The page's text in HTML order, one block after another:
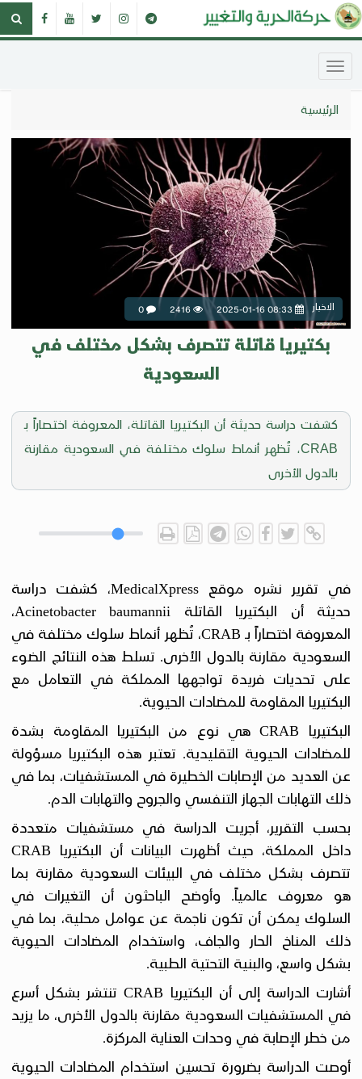
الرئيسية
الاخبار 2025-01-16 08:33
2416
0
بكتيريا قاتلة تتصرف بشكل مختلف في
السعودية
كشفت دراسة حديثة أن البكتيريا القاتلة، المعروفة اختصاراً بـ
CRAB، تُظهر أنماط سلوك مختلفة في السعودية مقارنة
بالدول الأخرى
في تقرير نشره موقع MedicalXpress، كشفت دراسة
حديثة أن البكتيريا القاتلة Acinetobacter baumannii،
المعروفة اختصاراً بـ CRAB، تُظهر أنماط سلوك مختلفة في
السعودية مقارنة بالدول الأخرى. تسلط هذه النتائج الضوء
على تحديات فريدة تواجهها المملكة في التعامل مع
البكتيريا المقاومة للمضادات الحيوية.
البكتيريا CRAB هي نوع من البكتيريا المقاومة بشدة
للمضادات الحيوية التقليدية. تعتبر هذه البكتيريا مسؤولة
عن العديد من الإصابات الخطيرة في المستشفيات، بما في
ذلك التهابات الجهاز التنفسي والجروح والتهابات الدم.
بحسب التقرير، أجريت الدراسة في مستشفيات متعددة
داخل المملكة، حيث أظهرت البيانات أن البكتيريا CRAB
تتصرف بشكل مختلف في البيئات السعودية مقارنة بما
هو معروف عالمياً. وأوضح الباحثون أن التغيرات في
السلوك يمكن أن تكون ناجمة عن عوامل محلية، بما في
ذلك المناخ الحار والجاف، واستخدام المضادات الحيوية
بشكل واسع، والبنية التحتية الطبية.
أشارت الدراسة إلى أن البكتيريا CRAB تنتشر بشكل أسرع
في المستشفيات السعودية مقارنة بالدول الأخرى، ما يزيد
من خطر الإصابة في وحدات العناية المركزة.
أوصت الدراسة بضرورة تحسين استخدام المضادات الحيوية